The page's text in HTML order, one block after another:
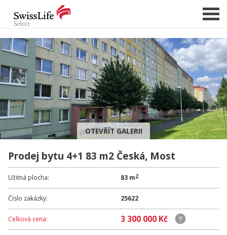
NABÍDKA NEMOVITOSTÍ
CHCI PRODAT / PRONAJMOUT
HLÍDAT NOVÉ NABÍDKY
CHCI OCENIT NEMOVITOST
O NÁS
REFERENCE
SLUŽBY
KARIÉRA
FINANCOVÁNÍ / HYPOTÉKA
OTEVŘÍT GALERII
Prodej bytu 4+1 83 m2 Česká, Most
Užitná plocha: 83 m2
Číslo zakázky: 25622
Celková cena: 3 300 000 Kč